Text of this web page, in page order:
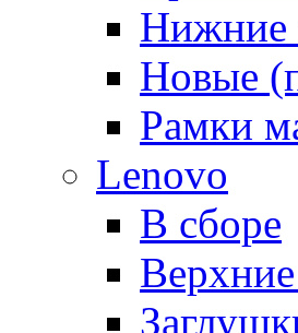
Нижние
Новые
Рамки
Lenovo
В сборе